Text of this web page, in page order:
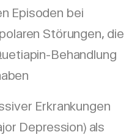
Episoden bei
Störungen, die
Behandlung
Erkrankungen
Depression) als